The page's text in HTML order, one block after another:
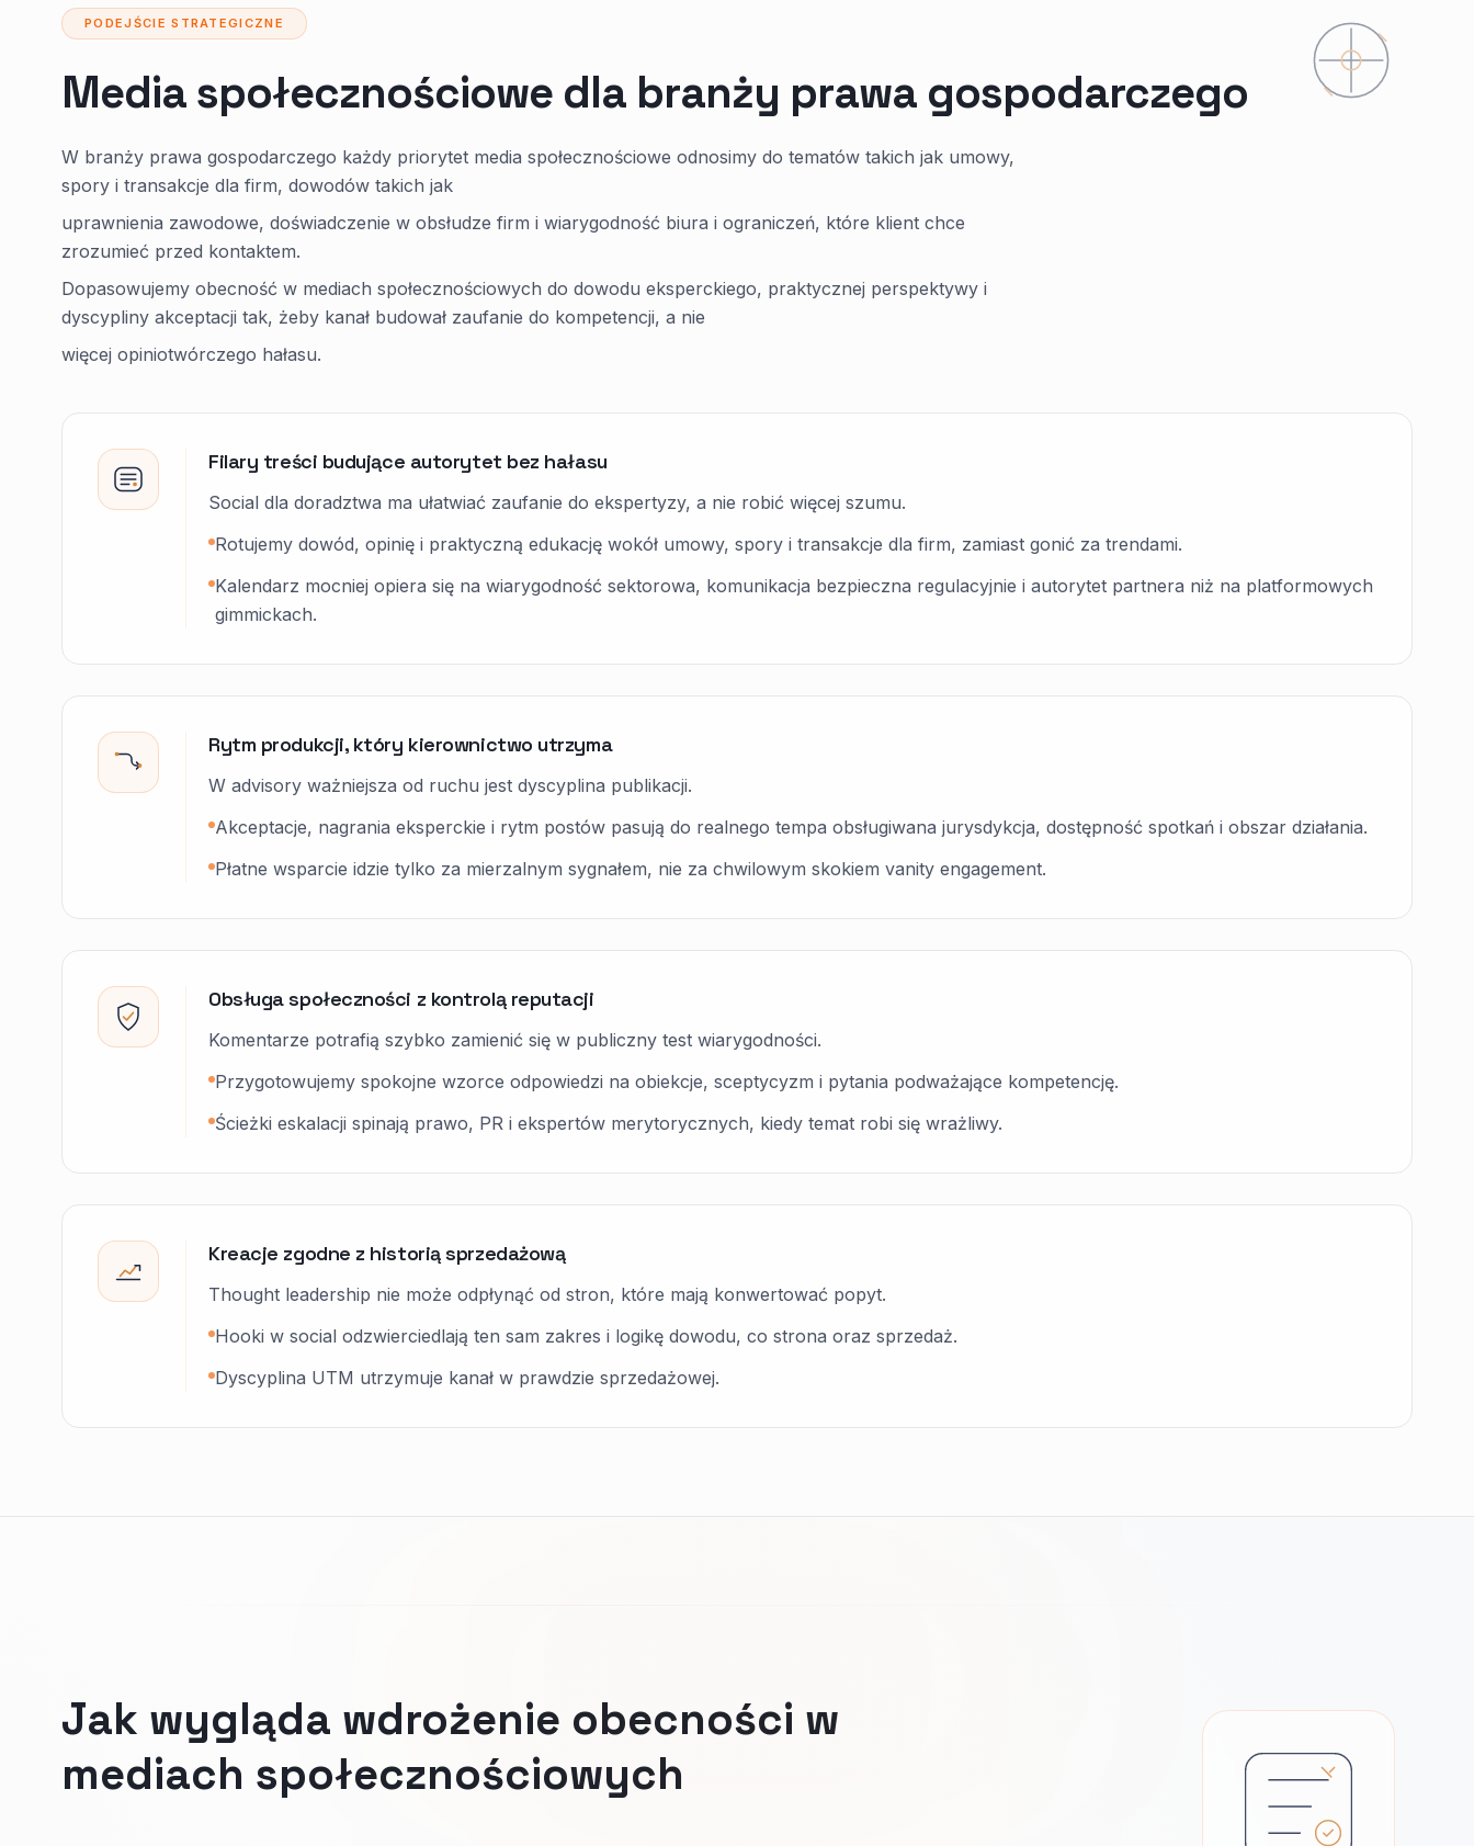
PODEJŚCIE STRATEGICZNE
Media społecznościowe dla branży prawa gospodarczego
W branży prawa gospodarczego każdy priorytet media społecznościowe odnosimy do tematów takich jak umowy,
spory i transakcje dla firm, dowodów takich jak
uprawnienia zawodowe, doświadczenie w obsłudze firm i wiarygodność biura i ograniczeń, które klient chce
zrozumieć przed kontaktem.
Dopasowujemy obecność w mediach społecznościowych do dowodu eksperckiego, praktycznej perspektywy i
dyscypliny akceptacji tak, żeby kanał budował zaufanie do kompetencji, a nie
więcej opiniotwórczego hałasu.
Filary treści budujące autorytet bez hałasu
Social dla doradztwa ma ułatwiać zaufanie do ekspertyzy, a nie robić więcej szumu.
Rotujemy dowód, opinię i praktyczną edukację wokół umowy, spory i transakcje dla firm, zamiast gonić za trendami.
Kalendarz mocniej opiera się na wiarygodność sektorowa, komunikacja bezpieczna regulacyjnie i autorytet partnera niż na platformowych
gimmickach.
Rytm produkcji, który kierownictwo utrzyma
W advisory ważniejsza od ruchu jest dyscyplina publikacji.
Akceptacje, nagrania eksperckie i rytm postów pasują do realnego tempa obsługiwana jurysdykcja, dostępność spotkań i obszar działania.
Płatne wsparcie idzie tylko za mierzalnym sygnałem, nie za chwilowym skokiem vanity engagement.
Obsługa społeczności z kontrolą reputacji
Komentarze potrafią szybko zamienić się w publiczny test wiarygodności.
Przygotowujemy spokojne wzorce odpowiedzi na obiekcje, sceptycyzm i pytania podważające kompetencję.
Ścieżki eskalacji spinają prawo, PR i ekspertów merytorycznych, kiedy temat robi się wrażliwy.
Kreacje zgodne z historią sprzedażową
Thought leadership nie może odpłynąć od stron, które mają konwertować popyt.
Hooki w social odzwierciedlają ten sam zakres i logikę dowodu, co strona oraz sprzedaż.
Dyscyplina UTM utrzymuje kanał w prawdzie sprzedażowej.
Jak wygląda wdrożenie obecności w
mediach społecznościowych